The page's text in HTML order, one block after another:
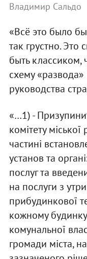
Владимир Сальдо
«Всё это было
так грустно.
быть классиком,
схему
руководства
«…1) -
комітету
частині
установ та
послуг та
на послуги з
прибудинкової
кожному
комунальної
громади міста,